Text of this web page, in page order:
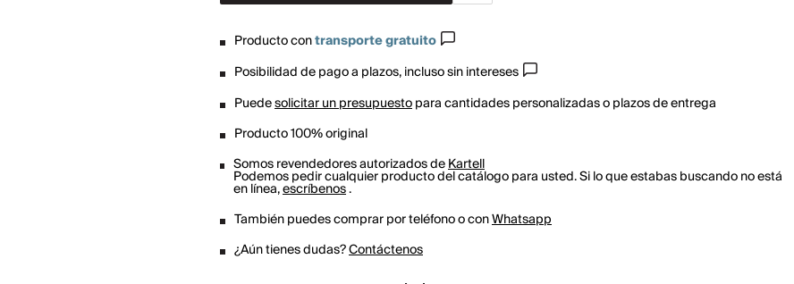
Producto contransporte gratuito
Posibilidad de pago a plazos, incluso sin intereses
Puedesolicitar un presupuestopara cantidades personalizadas o plazos de entrega
Producto 100% original
Somos revendedores autorizados deKartell
Podemos pedir cualquier producto del catálogo para usted. Si lo que estabas buscando no está
en línea,escríbenos.
También puedes comprar por teléfono o conWhatsapp
¿Aún tienes dudas?Contáctenos